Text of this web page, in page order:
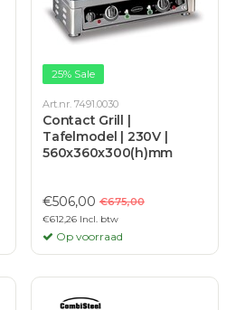
25% Sale
Art.nr. 7491.0030
Contact Grill |
Tafelmodel | 230V |
560x360x300(h)mm
€506,00 €675,00
€612,26 Incl. btw
Op voorraad